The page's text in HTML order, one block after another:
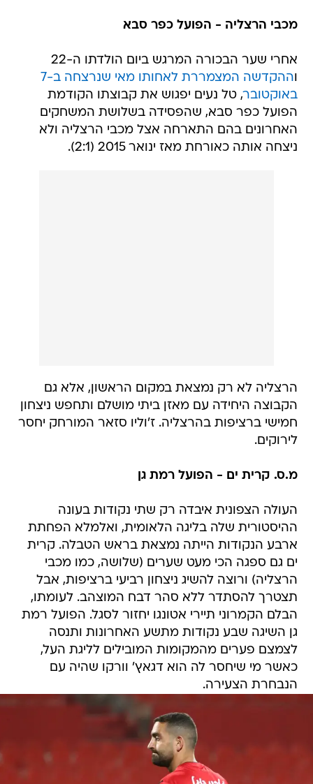
מכבי הרצליה - הפועל כפר סבא
אחרי שער הבכורה המרגש ביום הולדתו ה-22
ו
ההקדשה המצמררת לאחותו מאי שנרצחה ב-7
באוקטובר, טל נעים יפגוש את קבוצתו הקודמת
הפועל כפר סבא, שהפסידה בשלושת המשחקים
האחרונים בהם התארחה אצל מכבי הרצליה ולא
ניצחה אותה כאורחת מאז ינואר 2015 (2:1).
הרצליה לא רק נמצאת במקום הראשון, אלא גם
הקבוצה היחידה עם מאזן ביתי מושלם ותחפש ניצחון
חמישי ברציפות בהרצליה. ז'וליו סזאר המורחק יחסר
לירוקים.
מ.ס. קרית ים - הפועל רמת גן
העולה הצפונית איבדה רק שתי נקודות בעונה
ההיסטורית שלה בליגה הלאומית, ואלמלא הפחתת
ארבע הנקודות הייתה נמצאת בראש הטבלה. קרית
ים גם ספגה הכי מעט שערים (שלושה, כמו מכבי
הרצליה) ורוצה להשיג ניצחון רביעי ברציפות, אבל
תצטרך להסתדר ללא סהר דבח המוצהב. לעומתו,
הבלם הקמרוני תיירי אטונגו יחזור לסגל. הפועל רמת
גן השיגה שבע נקודות מתשע האחרונות ותנסה
לצמצם פערים מהמקומות המובילים לליגת העל,
כאשר מי שיחסר לה הוא דגאץ' וורקו שהיה עם
הנבחרת הצעירה.